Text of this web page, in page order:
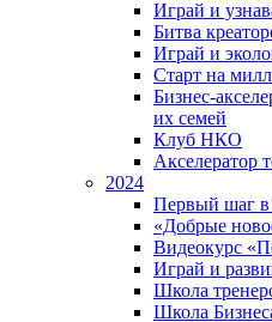
Играй и
Битва
Играй и
Старт на
Бизнес-
их семей
Клуб НКО
Акселератор
2024
Первый шаг
«Добрые
Видеокурс
Играй и
Школа
Школа